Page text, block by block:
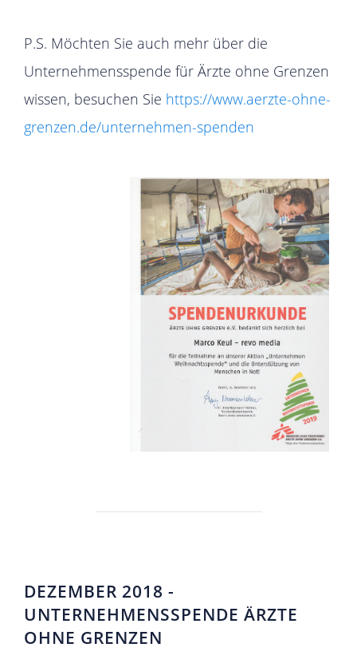
P.S. Möchten Sie auch mehr über die
Unternehmensspende für Ärzte ohne Grenzen
wissen, besuchen Sie https://www.aerzte-ohne-
grenzen.de/unternehmen-spenden
DEZEMBER 2018 -
UNTERNEHMENSSPENDE ÄRZTE
OHNE GRENZEN